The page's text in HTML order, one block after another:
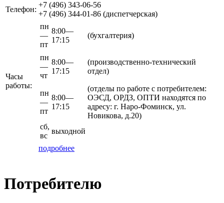
Телефон:
+7 (496) 343-06-56
+7 (496) 344-01-86 (диспетчерская)
Часы
работы:
пн
—
пт
8:00—
17:15
(бухгалтерия)
пн
—
чт
8:00—
17:15
(производственно-технический
отдел)
пн
—
пт
8:00—
17:15
(отделы по работе с потребителем:
ОЭСД, ОРДЗ, ОПТИ находятся по
адресу: г. Наро-Фоминск, ул.
Новикова, д.20)
сб,
вс
выходной
подробнее
Потребителю